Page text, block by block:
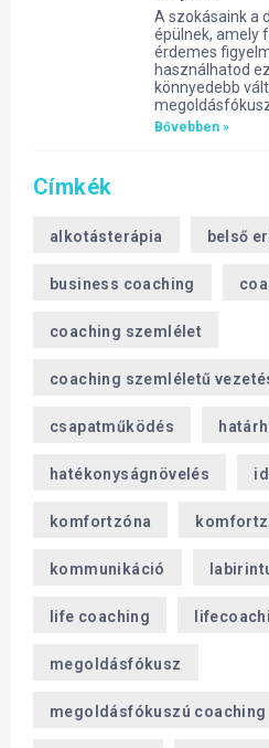
A szokásaink a
épülnek, amely
érdemes
használhatod
könnyedebb
Bővebben »
Címkék
alkotásterápia belső
business coaching
coaching szemlélet
coaching szemléletű
csapatműködés
hatékonyságnövelés
komfortzóna
kommunikáció
life coaching
megoldásfókusz
megoldásfókuszú coaching